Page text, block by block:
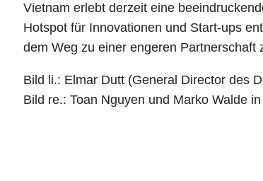
Vietnam erlebt derzeit eine
Hotspot für Innovationen und Start-ups
dem Weg zu einer engeren Partnerschaft
Bild li.: Elmar Dutt (General Director des
Bild re.: Toan Nguyen und Marko Walde